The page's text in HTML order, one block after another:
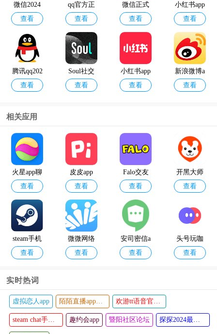
微信2024
最新版本
查看
qq官方正
版
查看
微信正式
版
查看
小红书app
官方版
查看
腾讯qq202
4最新版
查看
Soul社交
软件
查看
小红书app
最新版
查看
新浪微博a
pp2024最
查看
yy语音手
机版
查看
相关应用
火星app聊
天软件
查看
皮皮app
查看
Falo交友
软件
查看
开黑大师
查看
steam手机
聊天软件(s
查看
微微网络
电话app
查看
安司密信a
pp官方版
查看
头号玩咖
游戏
查看
腾讯nokno
k
查看
263网络会
议app
查看
实时热词
与你app 微信旧版本 轻语声音交友app 恋爱漂流瓶app
Hello语音官方正版 想恋爱app